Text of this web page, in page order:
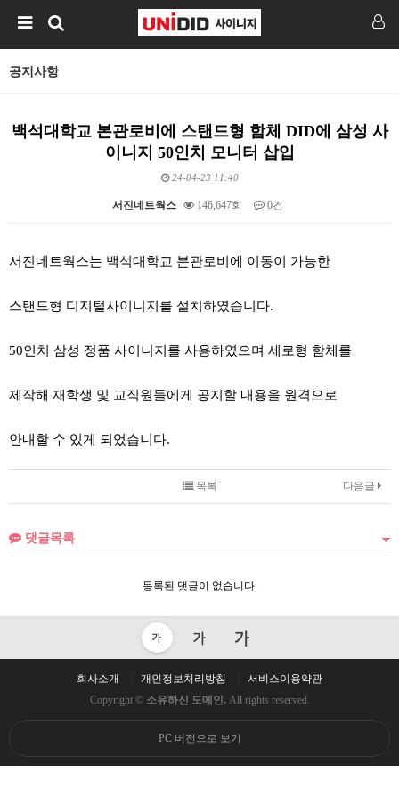
공지사항
백석대학교 본관로비에 스탠드형 함체 DID에 삼성 사
이니지 50인치 모니터 삽입
24-04-23 11:40
서진네트웍스 146,647회 0건
서진네트웍스는 백석대학교 본관로비에 이동이 가능한
스탠드형 디지털사이니지를 설치하였습니다.
50인치 삼성 정품 사이니지를 사용하였으며 세로형 함체를
제작해 재학생 및 교직원들에게 공지할 내용을 원격으로
안내할 수 있게 되었습니다.
다음글
목록
댓글목록
등록된 댓글이 없습니다.
회사소개 개인정보처리방침
서비스이용약관
Copyright © 소유하신 도메인. All rights reserved.
PC 버전으로 보기